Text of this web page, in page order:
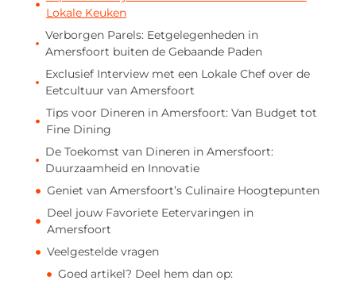
Lokale Keuken
Verborgen Parels: Eetgelegenheden in
Amersfoort buiten de Gebaande Paden
Exclusief Interview met een Lokale Chef over de
Eetcultuur van Amersfoort
Tips voor Dineren in Amersfoort: Van Budget tot
Fine Dining
De Toekomst van Dineren in Amersfoort:
Duurzaamheid en Innovatie
Geniet van Amersfoort’s Culinaire Hoogtepunten
Deel jouw Favoriete Eetervaringen in
Amersfoort
Veelgestelde vragen
Goed artikel? Deel hem dan op: